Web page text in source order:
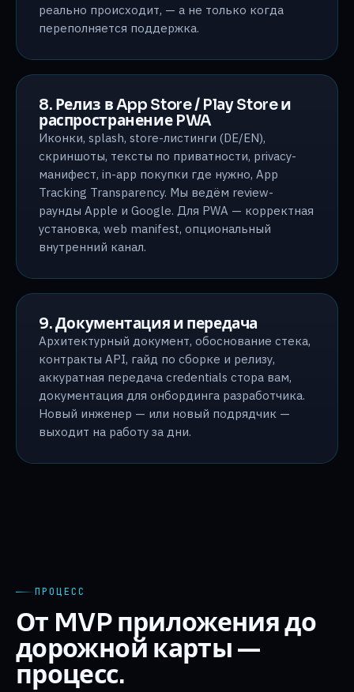
реально происходит, — а не только когда
переполняется поддержка.
8. Релиз в App Store / Play Store и
распространение PWA
Иконки, splash, store-листинги (DE/EN),
скриншоты, тексты по приватности, privacy-
манифест, in-app покупки где нужно, App
Tracking Transparency. Мы ведём review-
раунды Apple и Google. Для PWA — корректная
установка, web manifest, опциональный
внутренний канал.
9. Документация и передача
Архитектурный документ, обоснование стека,
контракты API, гайд по сборке и релизу,
аккуратная передача credentials стора вам,
документация для онбординга разработчика.
Новый инженер — или новый подрядчик —
выходит на работу за дни.
ПРОЦЕСС
От MVP приложения до
дорожной карты —
процесс.